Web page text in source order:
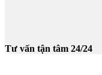
Tư vấn tận tâm 24/24